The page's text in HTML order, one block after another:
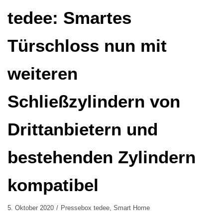
tedee: Smartes
Türschloss nun mit
weiteren
Schließzylindern von
Drittanbietern und
bestehenden Zylindern
kompatibel
5. Oktober 2020 Pressebox tedee Smart Home